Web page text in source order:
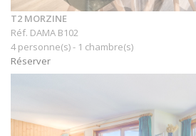
T2 MORZINE
Réf. DAMA B102
4 personne(s) - 1 chambre(s)
Réserver